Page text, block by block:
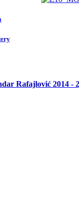
Rafajlović 2014 -